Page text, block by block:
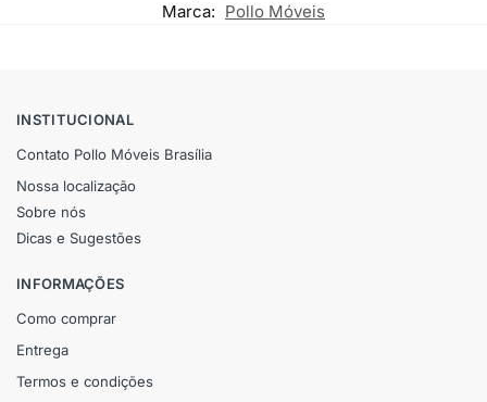
Marca: Pollo Móveis
INSTITUCIONAL
Contato Pollo Móveis Brasília
Nossa localização
Sobre nós
Dicas e Sugestões
INFORMAÇÕES
Como comprar
Entrega
Termos e condições